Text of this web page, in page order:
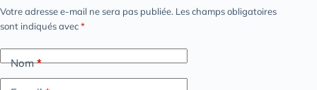
Votre adresse e-mail ne sera pas publiée. Les champs obligatoires
sont indiqués avec*
Nom*